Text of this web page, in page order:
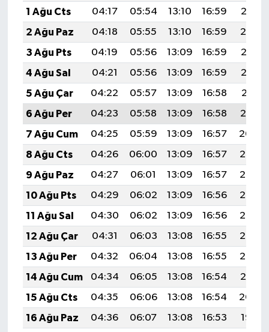
1 Ağu Cts
04:17 05:54 13:10 16:59
20:15
2 Ağu Paz
04:18 05:55 13:10 16:59
20:14
3 Ağu Pts
04:19 05:56 13:09 16:59
20:13
4 Ağu Sal
04:21 05:56 13:09 16:59
20:12
5 Ağu Çar
04:22 05:57 13:09 16:58
20:11
6 Ağu Per
04:23 05:58 13:09 16:58
20:10
7 Ağu Cum
04:25 05:59 13:09 16:57
20:09
8 Ağu Cts
04:26 06:00 13:09 16:57
20:08
9 Ağu Paz
04:27 06:01 13:09 16:57
20:07
10 Ağu Pts
04:29 06:02 13:09 16:56
20:06
11 Ağu Sal
04:30 06:02 13:09 16:56
20:05
12 Ağu Çar
04:31 06:03 13:08 16:55
20:03
13 Ağu Per
04:32 06:04 13:08 16:55
20:02
14 Ağu Cum
04:34 06:05 13:08 16:54
20:01
15 Ağu Cts
04:35 06:06 13:08 16:54
20:00
16 Ağu Paz
04:36 06:07 13:08 16:53
19:58